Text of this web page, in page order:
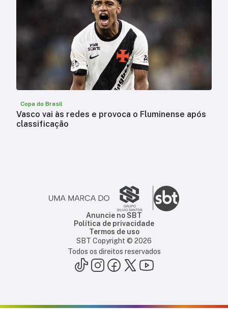
Copa do Brasil
Vasco vai às redes e provoca o Fluminense após
classificação
Anuncie no SBT
Política de privacidade
Termos de uso
SBT Copyright © 2026
Todos os direitos reservados